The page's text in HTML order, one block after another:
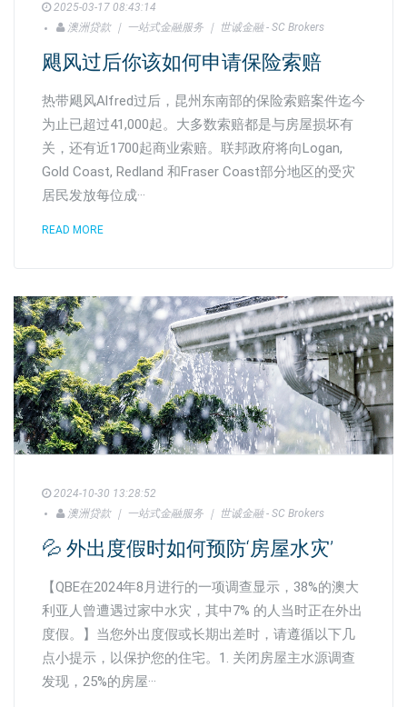
2025-03-17 08:43:14
澳洲贷款 ｜ 一站式金融服务 ｜ 世诚金融 - SC Brokers
飓风过后你该如何申请保险索赔
热带飓风Alfred过后，昆州东南部的保险索赔案件迄今
为止已超过41,000起。大多数索赔都是与房屋损坏有
关，还有近1700起商业索赔。联邦政府将向Logan,
Gold Coast, Redland 和Fraser Coast部分地区的受灾
居民发放每位成···
READ MORE
2024-10-30 13:28:52
澳洲贷款 ｜ 一站式金融服务 ｜ 世诚金融 - SC Brokers
💦 外出度假时如何预防‘房屋水灾’
【QBE在2024年8月进行的一项调查显示，38%的澳大
利亚人曾遭遇过家中水灾，其中7% 的人当时正在外出
度假。】当您外出度假或长期出差时，请遵循以下几
点小提示，以保护您的住宅。1. 关闭房屋主水源调查
发现，25%的房屋···